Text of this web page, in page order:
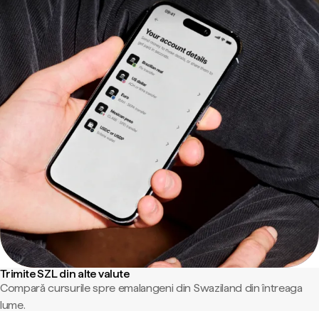
Trimite SZL din alte valute
Compară cursurile spre emalangeni din Swaziland din întreaga
lume.